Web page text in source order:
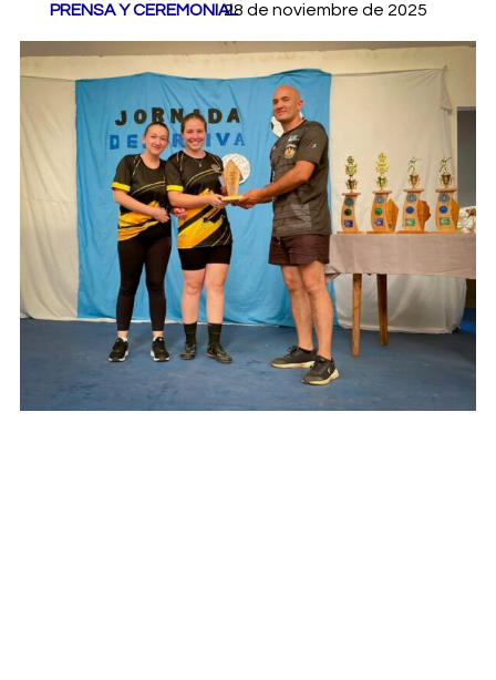
PRENSA Y CEREMONIAL/
28 de noviembre de 2025